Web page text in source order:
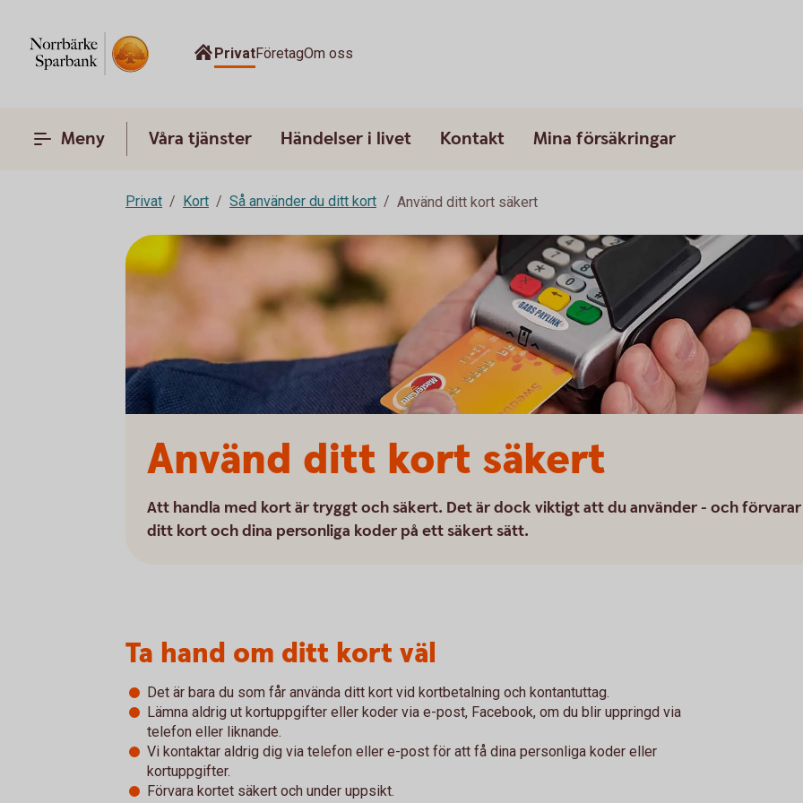
PrivatFöretagOm oss
Meny Våra tjänster Händelser i livet Kontakt Mina försäkringar
Privat Kort Så använder du ditt kort Använd ditt kort säkert
Använd ditt kort säkert
Att handla med kort är tryggt och säkert. Det är dock viktigt att du använder - och
ditt kort och dina personliga koder på ett säkert sätt.
Ta hand om ditt kort väl
Det är bara du som får använda ditt kort vid kortbetalning och kontantuttag.
Lämna aldrig ut kortuppgifter eller koder via e-post, Facebook, om du blir uppringd via
telefon eller liknande.
Vi kontaktar aldrig dig via telefon eller e-post för att få dina personliga koder eller
kortuppgifter.
Förvara kortet säkert och under uppsikt.